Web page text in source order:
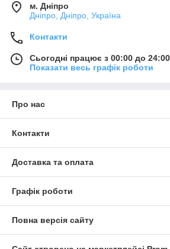
м. Дніпро
Дніпро, Дніпро, Україна
Контакти
Сьогодні працює з 00:00 до 24:00
Показати весь графік роботи
Про нас
Контакти
Доставка та оплата
Графік роботи
Повна версія сайту